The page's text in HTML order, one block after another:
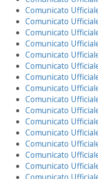
Comunicato
Comunicato
Comunicato
Comunicato
Comunicato
Comunicato
Comunicato
Comunicato
Comunicato
Comunicato
Comunicato
Comunicato
Comunicato
Comunicato
Comunicato